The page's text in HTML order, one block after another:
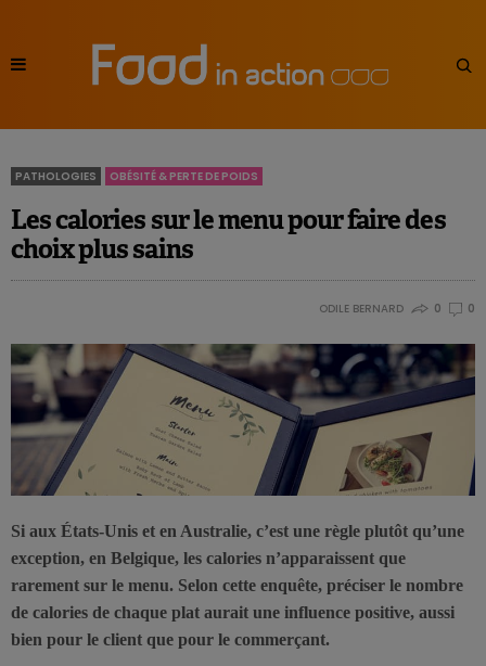
PATHOLOGIES OBÉSITÉ & PERTE DE POIDS
Les calories sur le menu pour faire des
choix plus sains
ODILE BERNARD 0 0
Si aux États-Unis et en Australie, c’est une règle plutôt qu’une
exception, en Belgique, les calories n’apparaissent que
rarement sur le menu. Selon cette enquête, préciser le nombre
de calories de chaque plat aurait une influence positive, aussi
bien pour le client que pour le commerçant.